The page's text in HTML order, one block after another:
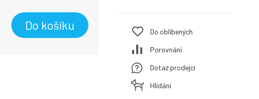
Do košíku Do oblíbených
Porovnání
Dotaz prodejci
Hlídání